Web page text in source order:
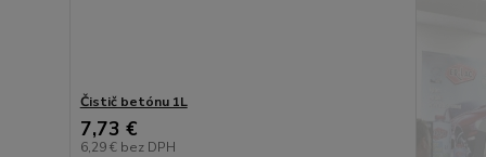
Čistič betónu 1L
7,73 €
6,29 € bez DPH